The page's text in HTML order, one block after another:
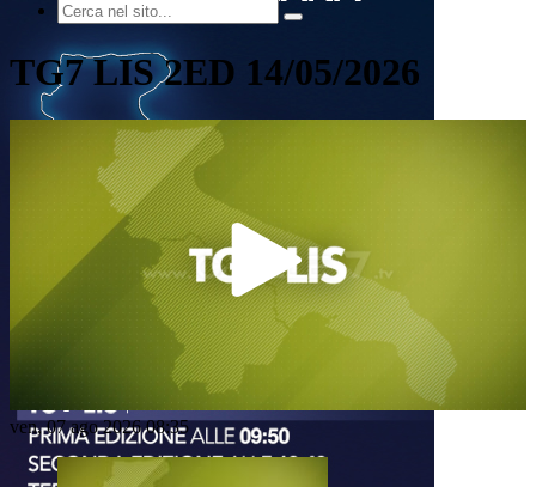
TG7 LIS 2ED 14/05/2026
Play
Video
ven, 07 ago 2026 08:35